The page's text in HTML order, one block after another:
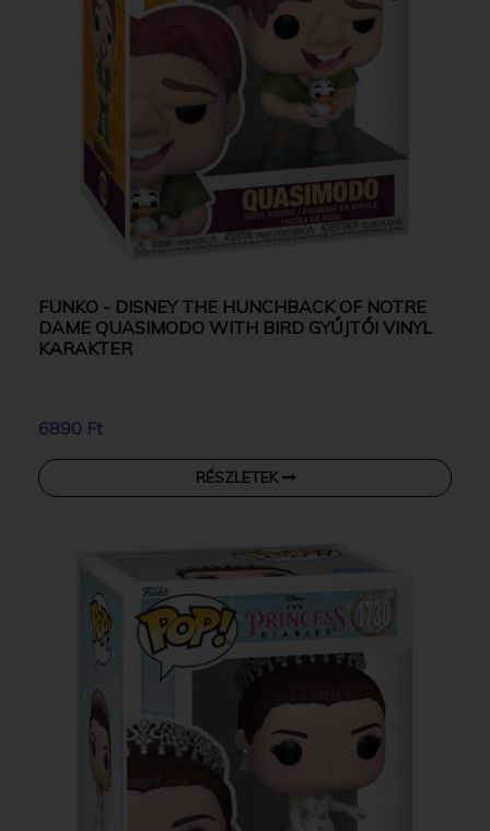
FUNKO - DISNEY THE HUNCHBACK OF NOTRE
DAME QUASIMODO WITH BIRD GYŰJTŐI VINYL
KARAKTER
6890 Ft
RÉSZLETEK